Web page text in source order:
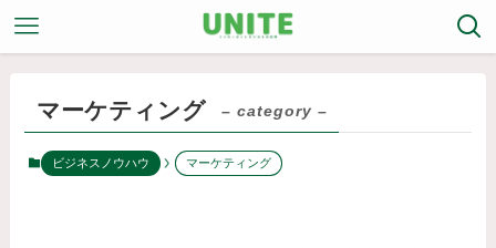
マーケティング – category –
ビジネスノウハウ マーケティング